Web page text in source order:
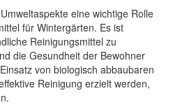
eine wichtige Rolle
für Wintergärten. Es ist
Reinigungsmittel zu
die Gesundheit der Bewohner
von biologisch abbaubaren
Reinigung erzielt werden,